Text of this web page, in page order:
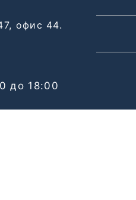
офис 44.
до 18:00